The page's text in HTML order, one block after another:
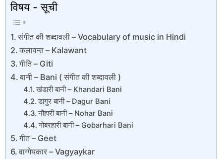
विषय - सूची
संगीत की शब्दावली – Vocabulary of music in Hindi
कलावन्त – Kalawant
गीति – Giti
बानी – Bani ( संगीत की शब्दावली )
खंडारी बानी – Khandari Bani
डागुर बानी – Dagur Bani
नौहारी बानी – Nohar Bani
गोबरहारी बानी – Gobarhari Bani
गीत – Geet
वाग्गेयकार – Vagyaykar